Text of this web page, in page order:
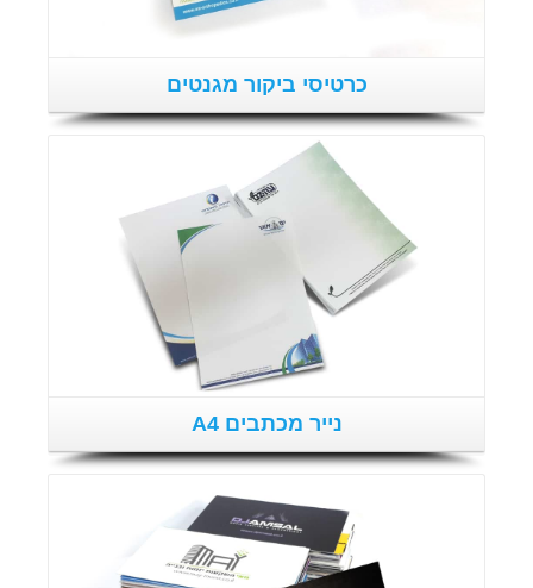
כרטיסי ביקור מגנטים
פרטים נוספים
נייר מכתבים A4
פרטים נוספים